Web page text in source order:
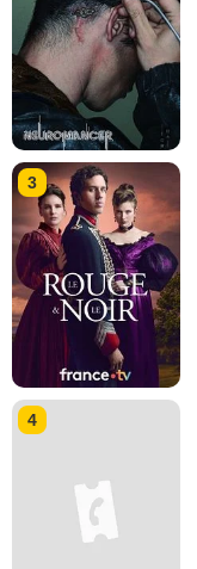
3
4